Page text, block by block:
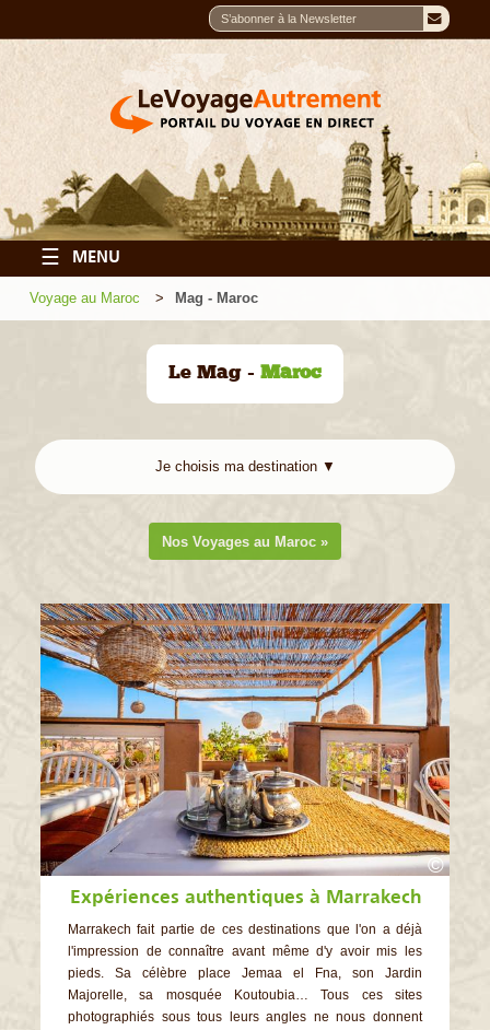
☰ MENU
Voyage au Maroc Mag - Maroc
Le Mag - Maroc
Nos Voyages au Maroc »
©
Expériences authentiques à Marrakech
Marrakech fait partie de ces destinations que l'on a déjà
l'impression de connaître avant même d'y avoir mis les
pieds. Sa célèbre place Jemaa el Fna, son Jardin
Majorelle, sa mosquée Koutoubia… Tous ces sites
photographiés sous tous leurs angles ne nous donnent